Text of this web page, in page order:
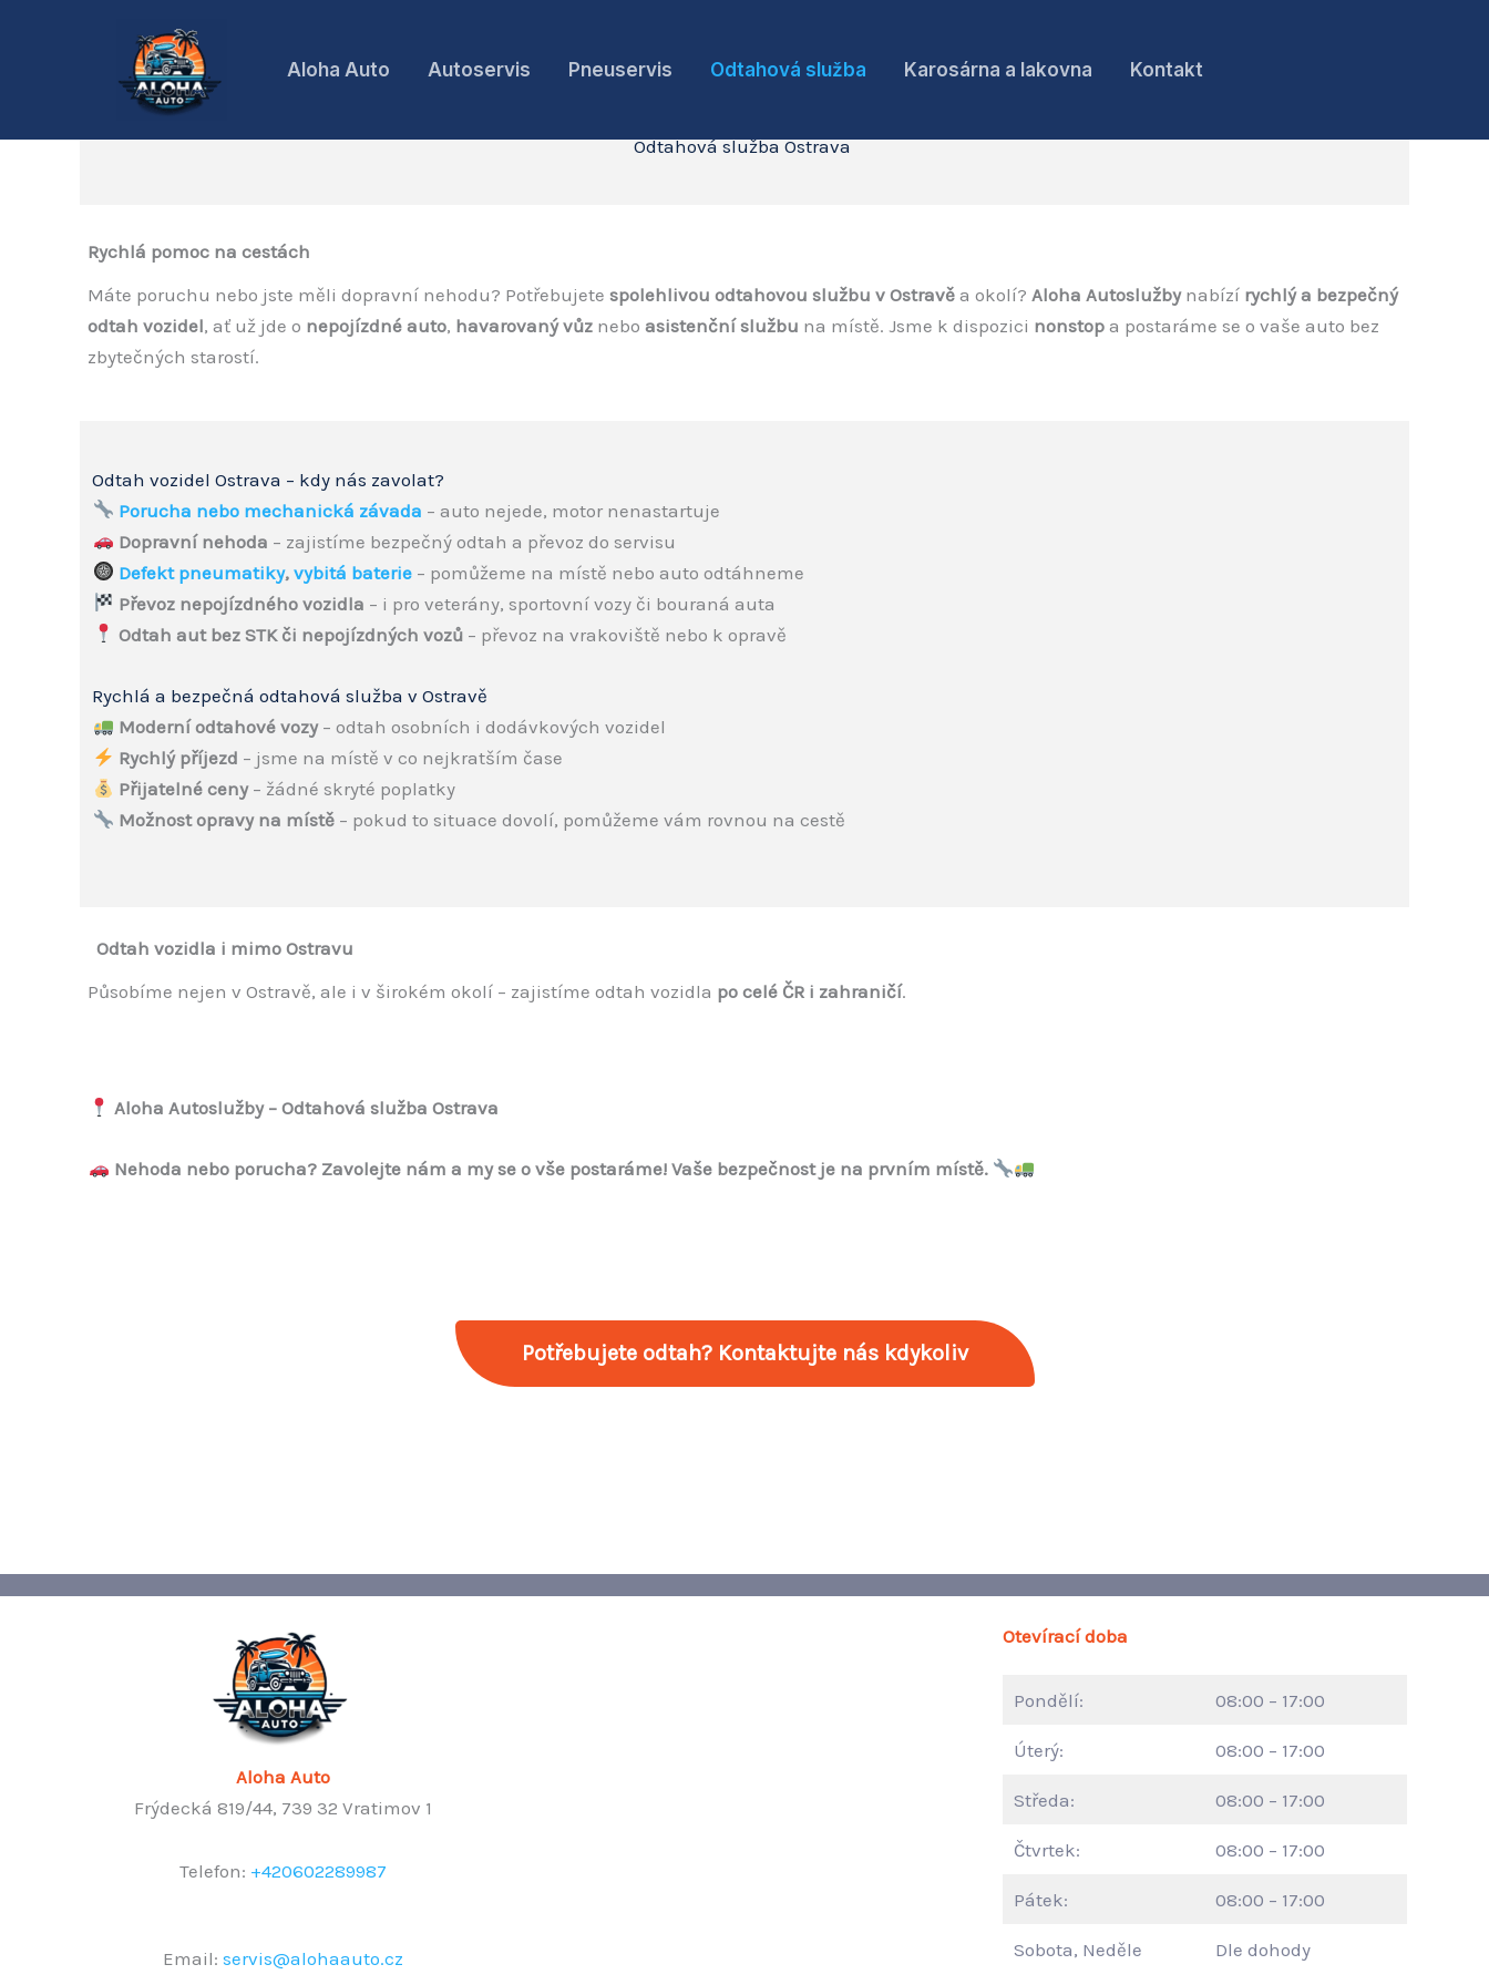
Aloha Auto Autoservis Pneuservis Odtahová služba Karosárna a lakovna Kontakt
Odtahová služba Ostrava
Rychlá pomoc na cestách
Máte poruchu nebo jste měli dopravní nehodu? Potřebujetespolehlivou odtahovou službu v Ostravě a okolí?Aloha Autoslužbynabízí rychlý a bezpečný
odtah vozidel, ať už jde o nepojízdné auto, havarovaný vůz neboasistenční službu na místě. Jsme k dispozici nonstop a postaráme se o vaše auto bez
zbytečných starostí.
Odtah vozidel Ostrava – kdy nás zavolat?
Porucha nebo mechanická závada – auto nejede, motor nenastartuje
Dopravní nehoda – zajistíme bezpečný odtah a převoz do servisu
Defekt pneumatiky, vybitá baterie– pomůžeme na místě nebo auto odtáhneme
Převoz nepojízdného vozidla – i pro veterány, sportovní vozy či bouraná auta
Odtah aut bez STK či nepojízdných vozů– převoz na vrakoviště nebo k opravě
Rychlá a bezpečná odtahová služba v Ostravě
Moderní odtahové vozy– odtah osobních i dodávkových vozidel
Rychlý příjezd – jsme na místě v co nejkratším čase
Přijatelné ceny– žádné skryté poplatky
Možnost opravy na místě– pokud to situace dovolí, pomůžeme vám rovnou na cestě
Odtah vozidla i mimo Ostravu
Působíme nejen v Ostravě, ale i v širokém okolí – zajistíme odtah vozidla po celé ČR i zahraničí.
Aloha Autoslužby – Odtahová služba Ostrava
Nehoda nebo porucha? Zavolejte nám a my se o vše postaráme! Vaše bezpečnost je na prvním místě.
Potřebujete odtah? Kontaktujte nás kdykoliv
Aloha Auto
Frýdecká 819/44, 739 32 Vratimov 1
Telefon: +420602289987
Email: servis@alohaauto.cz
Otevírací doba
Pondělí: 08:00 – 17:00
Úterý: 08:00 – 17:00
Středa: 08:00 – 17:00
Čtvrtek: 08:00 – 17:00
Pátek: 08:00 – 17:00
Sobota, Neděle Dle dohody